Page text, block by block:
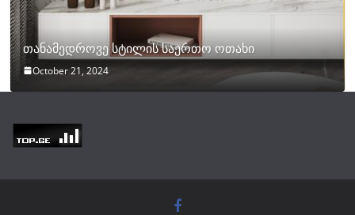
თანამედროვე სტილის საერთო ოთახი
October 21, 2024